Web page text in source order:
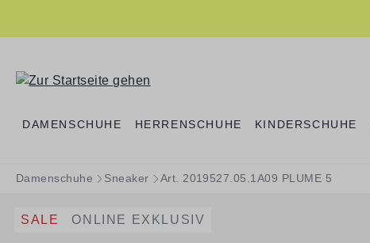
DAMENSCHUHE HERRENSCHUHE KINDERSCHUHE
Damenschuhe Sneaker Art. 2019527.05.1A09 PLUME 5
SALE ONLINE EXKLUSIV